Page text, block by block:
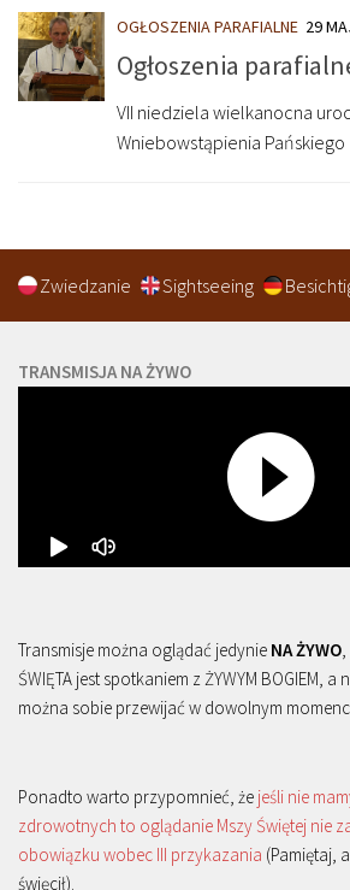
OGŁOSZENIA PARAFIALNE 29
Ogłoszenia
VII niedziela wielkanocna
Wniebowstąpienia Pańskiego
Zwiedzanie Sightseeing
TRANSMISJA NA ŻYWO
Transmisje można oglądać jedynie NA ŻYWO
ŚWIĘTA jest spotkaniem z ŻYWYM BOGIEM,
można sobie przewijać w dowolnym
Ponadto warto przypomnieć, że jeśli nie
zdrowotnych to oglądanie Mszy Świętej nie
obowiązku wobec III przykazania (Pamiętaj,
święcił).